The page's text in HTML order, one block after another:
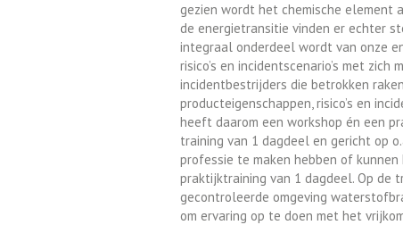
gezien wordt het chemische element
de energietransitie vinden er echter
integraal onderdeel wordt van onze
risico’s en incidentscenario’s met
incidentbestrijders die betrokken
producteigenschappen, risico’s en
heeft daarom een workshop én een
training van 1 dagdeel en gericht op
professie te maken hebben of
praktijktraining van 1 dagdeel. Op de
gecontroleerde omgeving
om ervaring op te doen met het